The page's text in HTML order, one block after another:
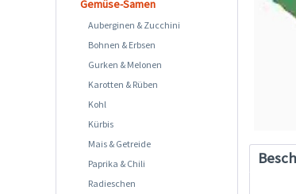
Gemüse-Samen
Auberginen & Zucchini
Bohnen & Erbsen
Gurken & Melonen
Karotten & Rüben
Kohl
Kürbis
Mais & Getreide
Paprika & Chili
Radieschen